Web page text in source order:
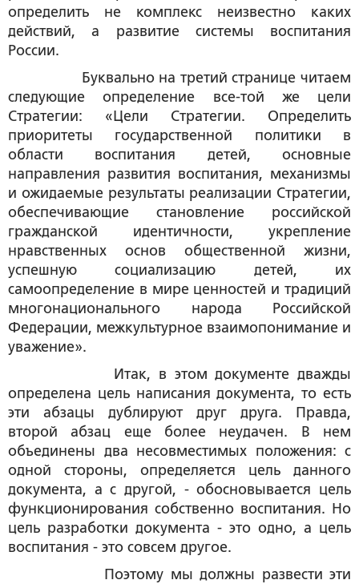
определить не комплекс неизвестно каких
действий,
а развитие системы воспитания
России.
Буквально на третий странице читаем
следующие определение все-той же цели
Стратегии: «Цели Стратегии. Определить
приоритеты государственной политики в
области воспитания детей, основные
направления развития воспитания, механизмы
и ожидаемые результаты реализации Стратегии,
обеспечивающие становление российской
гражданской идентичности, укрепление
нравственных основ общественной жизни,
успешную социализацию детей, их
самоопределение в мире ценностей и традиций
многонационального народа Российской
Федерации, межкультурное взаимопонимание и
уважение».
Итак, в этом документе дважды
определена цель написания документа, то есть
эти абзацы дублируют друг друга. Правда,
второй абзац еще более неудачен. В нем
объединены два несовместимых положения: с
одной стороны, определяется цель данного
документа, а с другой, - обосновывается цель
функционирования собственно воспитания. Но
цель разработки документа - это одно, а цель
воспитания - это совсем другое.
Поэтому мы должны развести эти